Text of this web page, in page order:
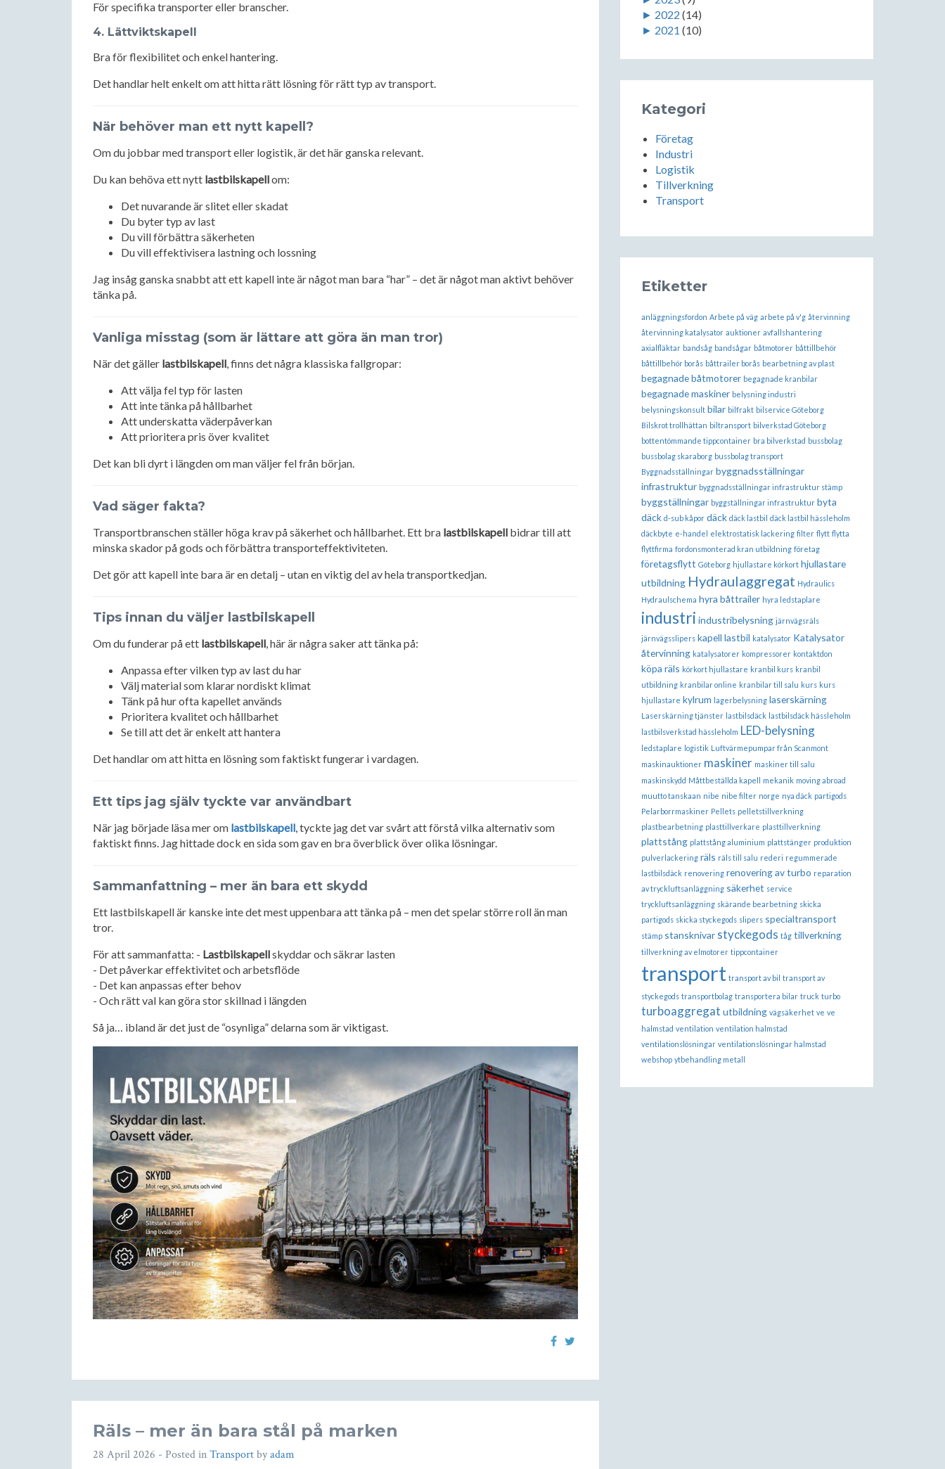
För specifika transporter eller branscher.
4. Lättviktskapell
Bra för flexibilitet och enkel hantering.
Det handlar helt enkelt om att hitta rätt lösning för rätt typ av transport.
När behöver man ett nytt kapell?
Om du jobbar med transport eller logistik, är det här ganska relevant.
Du kan behöva ett nytt lastbilskapellom:
Det nuvarande är slitet eller skadat
Du byter typ av last
Du vill förbättra säkerheten
Du vill effektivisera lastning och lossning
Jag insåg ganska snabbt att ett kapell inte är något man bara “har” – det är något man aktivt behöver
tänka på.
Vanliga misstag (som är lättare att göra än man tror)
När det gäller lastbilskapell, finns det några klassiska fallgropar:
Att välja fel typ för lasten
Att inte tänka på hållbarhet
Att underskatta väderpåverkan
Att prioritera pris över kvalitet
Det kan bli dyrt i längden om man väljer fel från början.
Vad säger fakta?
Transportbranschen ställer höga krav på säkerhet och hållbarhet. Ett bra lastbilskapell bidrar till att
minska skador på gods och förbättra transporteffektiviteten.
Det gör att kapell inte bara är en detalj – utan en viktig del av hela transportkedjan.
Tips innan du väljer lastbilskapell
Om du funderar på ett lastbilskapell, här är några saker att tänka på:
Anpassa efter vilken typ av last du har
Välj material som klarar nordiskt klimat
Tänk på hur ofta kapellet används
Prioritera kvalitet och hållbarhet
Se till att det är enkelt att hantera
Det handlar om att hitta en lösning som faktiskt fungerar i vardagen.
Ett tips jag själv tyckte var användbart
När jag började läsa mer om lastbilskapell, tyckte jag det var svårt att förstå vilka alternativ som
faktiskt finns. Jag hittade dock en sida som gav en bra överblick över olika lösningar.
Sammanfattning – mer än bara ett skydd
Ett lastbilskapell är kanske inte det mest uppenbara att tänka på – men det spelar större roll än man
tror.
För att sammanfatta: - Lastbilskapellskyddar och säkrar lasten
- Det påverkar effektivitet och arbetsflöde
- Det kan anpassas efter behov
- Och rätt val kan göra stor skillnad i längden
Så ja… ibland är det just de “osynliga” delarna som är viktigast.
Räls – mer än bara stål på marken
28 April 2026 - Posted inTransportbyadam
► 2022 (14)
► 2021 (10)
Kategori
Företag
Industri
Logistik
Tillverkning
Transport
Etiketter
anläggningsfordon Arbete på väg arbete på v'g återvinning
återvinning katalysator auktioner avfallshantering
axialfläktar bandsåg bandsågar båtmotorer båttillbehör
båttillbehör borås båttrailer borås bearbetning av plast
begagnade båtmotorer begagnade kranbilar
begagnade maskiner belysning industri
belysningskonsult bilar bilfrakt bilservice Göteborg
Bilskrot trollhättan biltransport bilverkstad Göteborg
bottentömmande tippcontainer bra bilverkstad bussbolag
bussbolag skaraborg bussbolag transport
Byggnadsställningar byggnadsställningar
infrastruktur byggnadsställningar infrastruktur stämp
byggställningar byggställningar infrastruktur byta
däck d-sub kåpor däck däck lastbil däck lastbil hässleholm
däckbyte e-handel elektrostatisk lackering filter flytt flytta
flyttfirma fordonsmonterad kran utbildning företag
företagsflytt Göteborg hjullastare körkort hjullastare
utbildning Hydraulaggregat Hydraulics
Hydraulschema hyra båttrailer hyra ledstaplare
industri industribelysning järnvägsräls
järnvägsslipers kapell lastbil katalysator Katalysator
återvinning katalysatorer kompressorer kontaktdon
köpa räls körkort hjullastare kranbil kurs kranbil
utbildning kranbilar online kranbilar till salu kurs kurs
hjullastare kylrum lagerbelysning laserskärning
Laserskärning tjänster lastbilsdäck lastbilsdäck hässleholm
lastbilsverkstad hässleholm LED-belysning
ledstaplare logistik Luftvärmepumpar från Scanmont
maskinauktioner maskiner maskiner till salu
maskinskydd Måttbeställda kapell mekanik moving abroad
muutto tanskaan nibe nibe filter norge nya däck partigods
Pelarborrmaskiner Pellets pelletstillverkning
plastbearbetning plasttillverkare plasttillverkning
plattstång plattstång aluminium plattstänger produktion
pulverlackering räls räls till salu rederi regummerade
lastbilsdäck renovering renovering av turbo reparation
av tryckluftsanläggning säkerhet service
tryckluftsanläggning skärande bearbetning skicka
partigods skicka styckegods slipers specialtransport
stämp stansknivar styckegods tåg tillverkning
tillverkning av elmotorer tippcontainer
transport transport av bil transport av
styckegods transportbolag transportera bilar truck turbo
turboaggregat utbildning vägsäkerhet ve ve
halmstad ventilation ventilation halmstad
ventilationslösningar ventilationslösningar halmstad
webshop ytbehandling metall